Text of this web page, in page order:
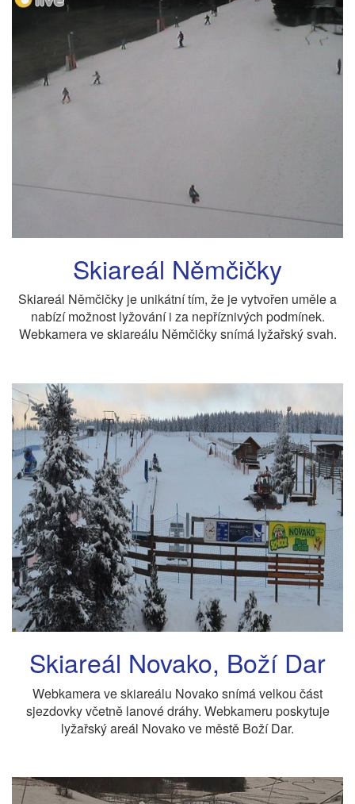
Skiareál Němčičky
Skiareál Němčičky je unikátní tím, že je vytvořen uměle a
nabízí možnost lyžování i za nepříznivých podmínek.
Webkamera ve skiareálu Němčičky snímá lyžařský svah.
Skiareál Novako, Boží Dar
Webkamera ve skiareálu Novako snímá velkou část
sjezdovky včetně lanové dráhy. Webkameru poskytuje
lyžařský areál Novako ve městě Boží Dar.